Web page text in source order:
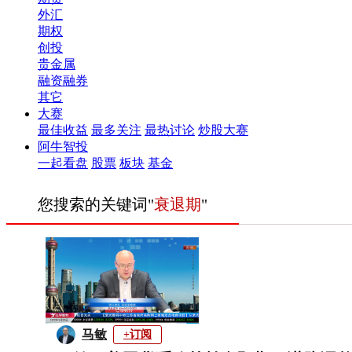
外汇
期权
创投
贵金属
融资融券
其它
大赛
最佳收益 最多关注 最热讨论 炒股大赛
阿牛智投
一起看盘 股票 板块 基金
您搜索的关键词"衰退期"
马敏 +订阅